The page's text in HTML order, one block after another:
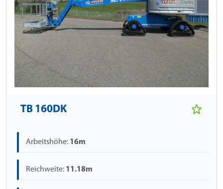
TB 160DK
Arbeitshöhe: 16m
Reichweite: 11.18m